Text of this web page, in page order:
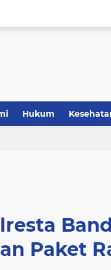
Hukum
Paket